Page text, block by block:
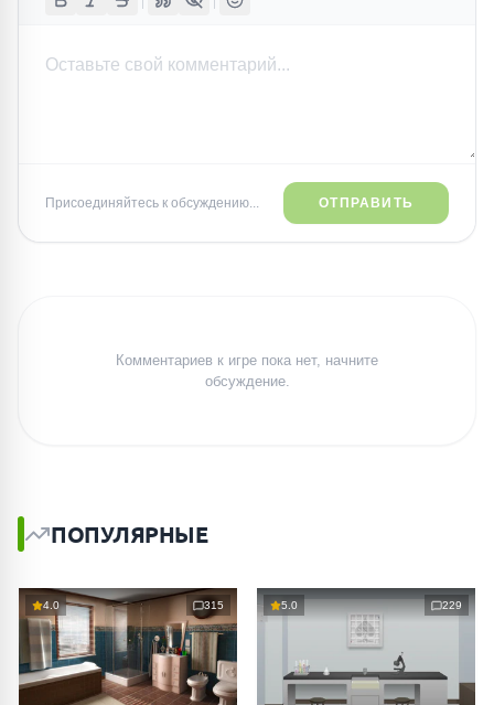
Присоединяйтесь к обсуждению... ОТПРАВИТЬ
Комментариев к игре пока нет, начните
обсуждение.
ПОПУЛЯРНЫЕ
4.0 315 5.0 229